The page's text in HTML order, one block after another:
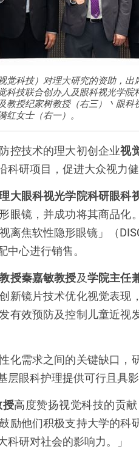
觉科技）对理大研究的资助，
科技联合创办人及眼科视光学
教授纪家树教授（右三）丶眼
女士（右一）。
控技术的理大初创企业视
研项目，促进大众视力
大眼科视光学院科研眼科
眼镜，并成功将其商品
离焦软性隐形眼镜」（
心进行销售。
授秦嘉敏教授及学院主任
新镜片技术优化视觉表
有效预防及控制儿童近
化需求之间的关键缺口
眼科护理提供可行且具影
授高度赞扬视觉科技的贡
励他们积极支持大学的
研对社会的影响力。」